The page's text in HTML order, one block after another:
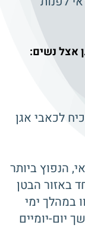
אצל נשים:
לכאבי אגן
הנפוץ ביותר
באזור הבטן
במהלך ימי
יום-יומיים